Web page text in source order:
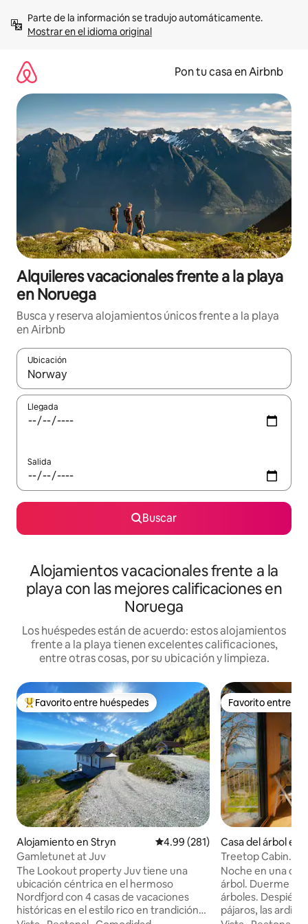
contenidoMostrar en el idioma original
Pon tu casa en Airbnb
Alquileres vacacionales frente a la playa
en Noruega
Busca y reserva alojamientos únicos frente a la playa
en Airbnb
Ubicación
Cuando los resultados estén disponibles, navega con las
Llegada
Salida
Buscar
Alojamientos vacacionales frente a la
playa con las mejores calificaciones en
Noruega
Los huéspedes están de acuerdo: estos alojamientos
frente a la playa tienen excelentes calificaciones,
entre otras cosas, por su ubicación y limpieza.
Favorito entre huéspedes preferido
Favorito entre huéspedes
Alojamiento en Stryn Calificación promedio: 4.99 de
4.99 (281)
Gamletunet at Juv
The Lookout property Juv tiene una
ubicación céntrica en el hermoso
Nordfjord con 4 casas de vacaciones
históricas en el estilo rico en trandición
Favorito entre
Favorito entre
Casa del árbol en
g
Treetop Cabin.
junto al
Noche en una
árbol. Duerme
árboles.
pájaros, las